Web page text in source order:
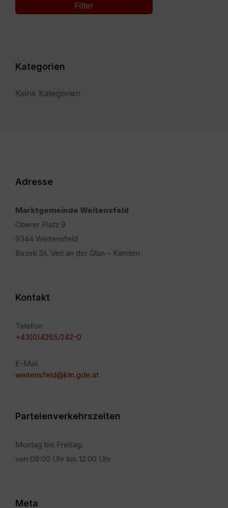
Filter
Kategorien
Keine Kategorien
Adresse
Marktgemeinde Weitensfeld
Oberer Platz 9
9344 Weitensfeld
Bezirk St. Veit an der Glan – Kärnten
Kontakt
Telefon
+43(0)4265/242-0
E-Mail
weitensfeld@ktn.gde.at
Parteienverkehrszeiten
Montag bis Freitag:
von 08:00 Uhr bis 12:00 Uhr
Meta